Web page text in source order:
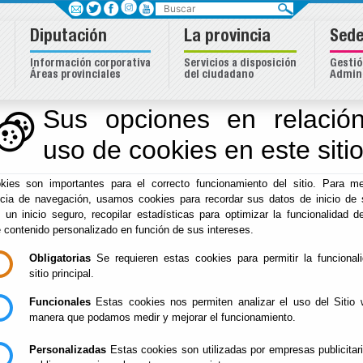
Sus opciones en
uso de cookies en este sitio
son importantes para el correcto funcionamiento del sitio. Para
de navegación, usamos cookies para recordar sus datos de inicio de
un inicio seguro, recopilar estadísticas para optimizar la funcionalidad
contenido personalizado en función de sus intereses.
Obligatorias Se requieren estas cookies para permitir la
sitio principal.
Funcionales Estas cookies nos permiten analizar el uso del Sitio
manera que podamos medir y mejorar el funcionamiento.
Personalizadas Estas cookies son utilizadas por empresas
Almeriense
Inicio - Cultura y Cine - Patrimonio - DPC
MÚSICA Y DANZA
TRADICIONAL
ALMERIENSE
Del : 14/02/
Lugar:
Perido: 09 -
Tipo: Arte y
DE MI PUEBLO"
Del : 01/01/
Lugar:
Buscar
Diputación
Información corporativa
Áreas provinciales
La provincia
Servicios a disposición
del ciudadano